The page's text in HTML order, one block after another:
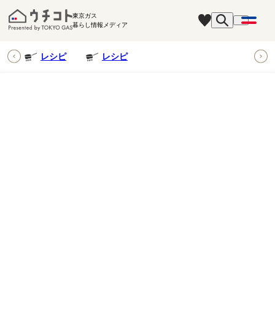
東京ガス
暮らし情報メディア
レシピ レシピ